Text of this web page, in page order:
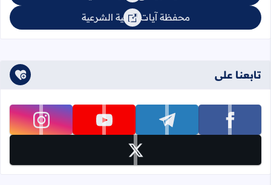
محفظة آيات الرقية الشرعية
تابعنا على
تابعنا على facebook تابعنا على telegram تابعنا على youtube تابعنا على instagram
تابعنا على x